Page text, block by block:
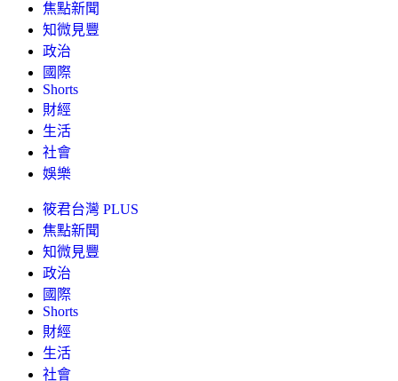
焦點新聞
知微見豐
政治
國際
Shorts
財經
生活
社會
娛樂
筱君台灣 PLUS
焦點新聞
知微見豐
政治
國際
Shorts
財經
生活
社會